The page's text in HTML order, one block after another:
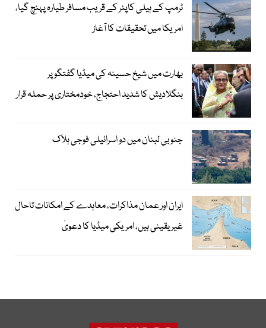
ٹرمپ کے ہیلی کاپٹر کے قریب مسافر طیارہ پہنچ گیا،
امریکا میں تحقیقات کا آغاز
بھارت میں شیخ حسینہ کی میڈیا گفتگو پر
بنگلادیش کا شدید احتجاج، خودمختاری پر حملہ قرار
جنوبی لبنان میں دو اسرائیلی فوجی ہلاک
ایران اور عمان مذاکرات، معاہدے کے امکانات تاحال
غیر یقینی ہیں، امریکی میڈیا کا دعویٰ